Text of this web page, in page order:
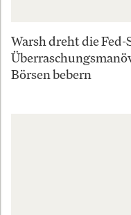
Warsh dreht die
Börsen bebern